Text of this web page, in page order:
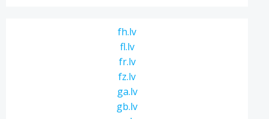
fh.lv
fl.lv
fr.lv
fz.lv
ga.lv
gb.lv